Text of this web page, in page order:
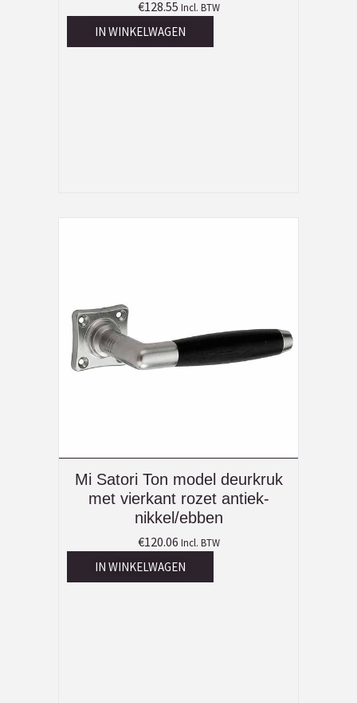
€128.55 Incl. BTW
IN WINKELWAGEN
Mi Satori Ton model deurkruk
met vierkant rozet antiek-
nikkel/ebben
€120.06 Incl. BTW
IN WINKELWAGEN